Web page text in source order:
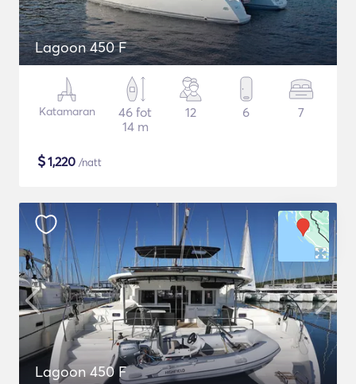
Lagoon 450 F
Katamaran
46 fot
14 m
12 6 7
$1,220 /natt
Lagoon 450 F